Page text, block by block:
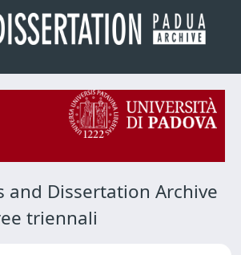
and Dissertation Archive
triennali